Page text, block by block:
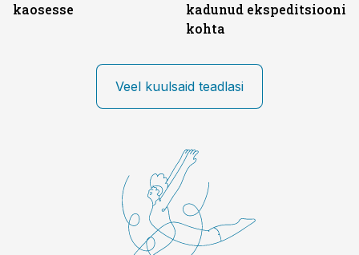
kaosesse
kadunud ekspeditsiooni
kohta
Veel kuulsaid teadlasi